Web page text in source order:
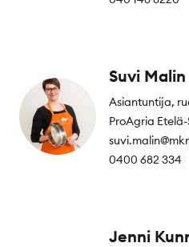
Suvi Malin
Asiantuntija,
ProAgria
0400 682 334
Jenni